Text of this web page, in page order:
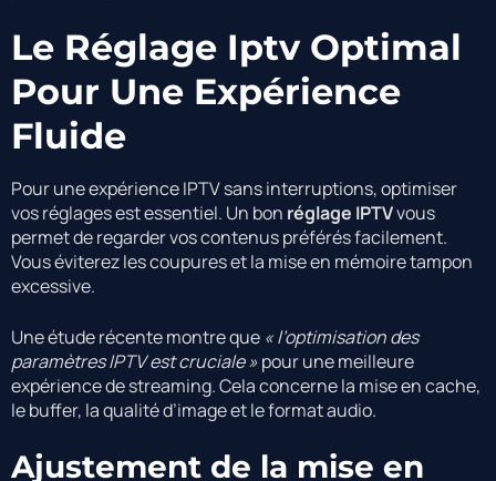
Le Réglage Iptv Optimal
Pour Une Expérience
Fluide
Pour une expérience IPTV sans interruptions, optimiser
vos réglages est essentiel. Un bon réglage IPTVvous
permet de regarder vos contenus préférés facilement.
Vous éviterez les coupures et la mise en mémoire tampon
excessive.
Une étude récente montre que « l’optimisation des
paramètres IPTV est cruciale »pour une meilleure
expérience de streaming. Cela concerne la mise en cache,
le buffer, la qualité d’image et le format audio.
Ajustement de la mise en